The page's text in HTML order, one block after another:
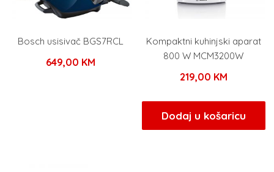
Bosch usisivač BGS7RCL
649,00 KM
Kompaktni kuhinjski aparat
800 W MCM3200W
219,00 KM
Dodaj u košaricu